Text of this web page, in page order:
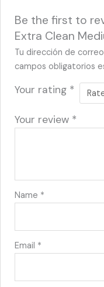
Be the first to
Extra Clean
Tu dirección de
campos obligatorios
Your rating *
Your review *
Name *
Email *